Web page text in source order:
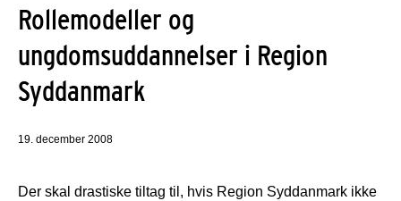
Rollemodeller og
ungdomsuddannelser i Region
Syddanmark
19. december 2008
Der skal drastiske tiltag til, hvis Region Syddanmark ikke